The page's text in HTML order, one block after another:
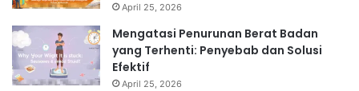
April 25, 2026
Mengatasi Penurunan Berat Badan
yang Terhenti: Penyebab dan Solusi
Efektif
April 25, 2026